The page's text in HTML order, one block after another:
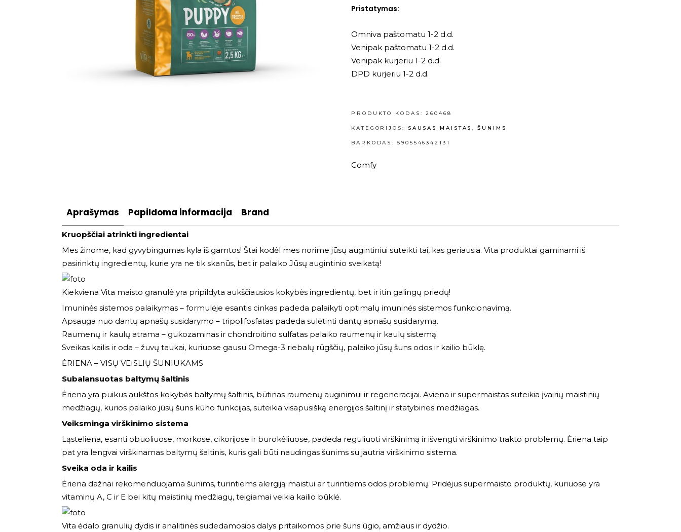
Pristatymas:
Omniva paštomatu 1-2 d.d.
Venipak paštomatu 1-2 d.d.
Venipak kurjeriu 1-2 d.d.
DPD kurjeriu 1-2 d.d.
PRODUKTO KODAS:260468
KATEGORIJOS: SAUSAS MAISTAS,ŠUNIMS
BARKODAS: 5905546342131
Comfy
Aprašymas Papildoma informacija Brand
Kruopščiai atrinkti ingredientai
Mes žinome, kad gyvybingumas kyla iš gamtos! Štai kodėl mes norime jūsų augintiniui suteikti tai, kas geriausia. Vita produktai gaminami iš
pasirinktų ingredientų, kurie yra ne tik skanūs, bet ir palaiko Jūsų augintinio sveikatą!
Kiekviena Vita maisto granulė yra pripildyta aukščiausios kokybės ingredientų, bet ir itin galingų priedų!
Imuninės sistemos palaikymas – formulėje esantis cinkas padeda palaikyti optimalų imuninės sistemos funkcionavimą.
Apsauga nuo dantų apnašų susidarymo – tripolifosfatas padeda sulėtinti dantų apnašų susidarymą.
Raumenų ir kaulų atrama – gukozaminas ir chondroitino sulfatas palaiko raumenų ir kaulų sistemą.
Sveikas kailis ir oda – žuvų taukai, kuriuose gausu Omega-3 riebalų rūgščių, palaiko jūsų šuns odos ir kailio būklę.
ĖRIENA – VISŲ VEISLIŲ ŠUNIUKAMS
Subalansuotas baltymų šaltinis
Ėriena yra puikus aukštos kokybės baltymų šaltinis, būtinas raumenų auginimui ir regeneracijai. Aviena ir supermaistas suteikia įvairių maistinių
medžiagų, kurios palaiko jūsų šuns kūno funkcijas, suteikia visapusišką energijos šaltinį ir statybines medžiagas.
Veiksminga virškinimo sistema
Ląsteliena, esanti obuoliuose, morkose, cikorijose ir burokėliuose, padeda reguliuoti virškinimą ir išvengti virškinimo trakto problemų. Ėriena taip
pat yra lengvai virškinamas baltymų šaltinis, kuris gali būti naudingas šunims su jautria virškinimo sistema.
Sveika oda ir kailis
Ėriena dažnai rekomenduojama šunims, turintiems alergiją maistui ar turintiems odos problemų. Pridėjus supermaisto produktų, kuriuose yra
vitaminų A, C ir E bei kitų maistinių medžiagų, teigiamai veikia kailio būklė.
Vita ėdalo granulių dydis ir analitinės sudedamosios dalys pritaikomos prie šuns ūgio, amžiaus ir dydžio.